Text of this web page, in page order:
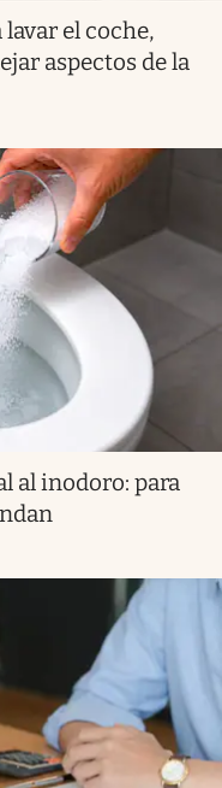
el coche,
aspectos de la
al inodoro: para